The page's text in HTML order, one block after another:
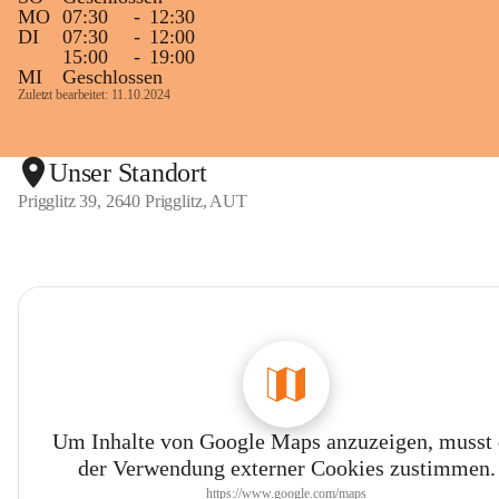
MO 07:30 - 12:30
DI
07:30 - 12:00
15:00
- 19:00
MI
Geschlossen
Zuletzt bearbeitet: 11.10.2024
Unser Standort
Prigglitz 39, 2640 Prigglitz, AUT
Um Inhalte von Google Maps anzuzeigen, musst
der Verwendung externer Cookies zustimmen.
https://www.google.com/maps